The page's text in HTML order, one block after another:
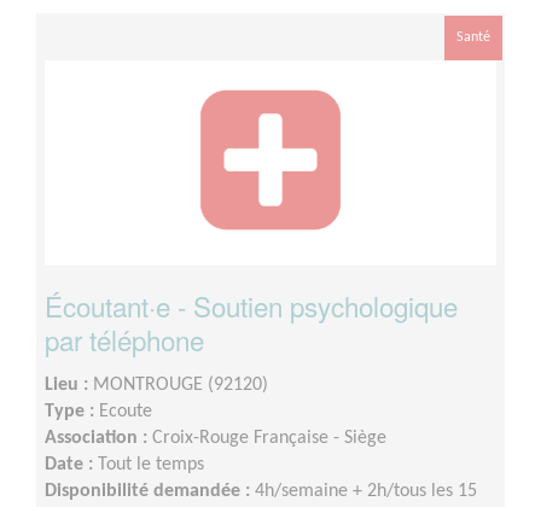
Santé
Écoutant·e - Soutien psychologique
par téléphone
Lieu : MONTROUGE (92120)
Type : Ecoute
Association : Croix-Rouge Française - Siège
Date : Tout le temps
Disponibilité demandée : 4h/semaine + 2h/tous les 15